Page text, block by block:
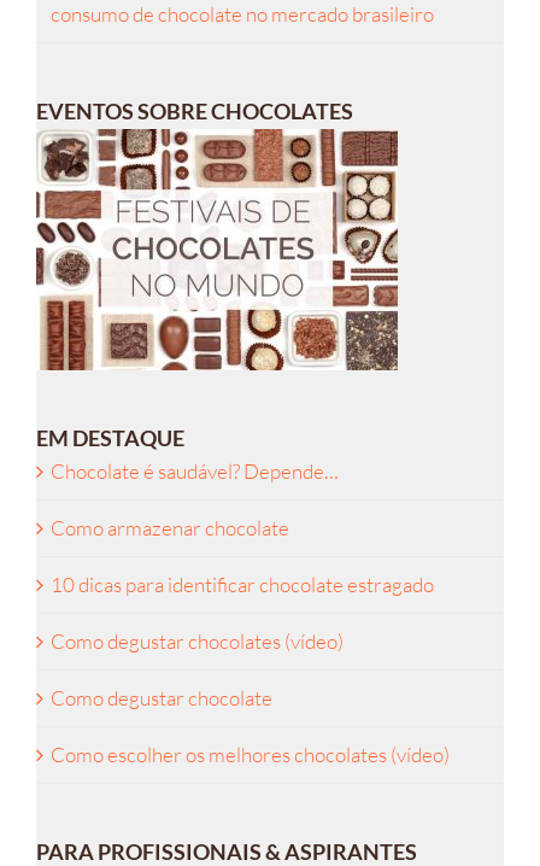
consumo de chocolate no mercado brasileiro
EVENTOS SOBRE CHOCOLATES
EM DESTAQUE
Chocolate é saudável? Depende…
Como armazenar chocolate
10 dicas para identificar chocolate estragado
Como degustar chocolates (vídeo)
Como degustar chocolate
Como escolher os melhores chocolates (vídeo)
PARA PROFISSIONAIS & ASPIRANTES